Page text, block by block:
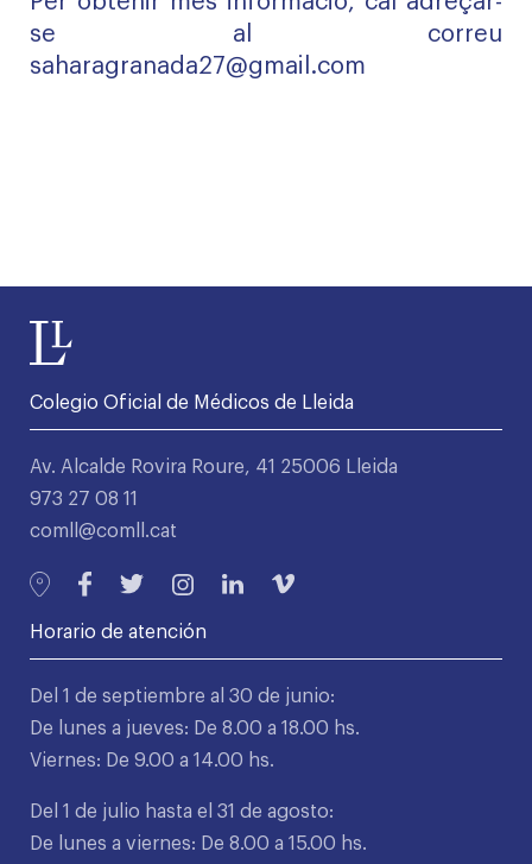
se al correu
saharagranada27@gmail.com
Colegio Oficial de Médicos de Lleida
Av. Alcalde Rovira Roure, 41 25006 Lleida
973 27 08 11
comll@comll.cat
Horario de atención
Del 1 de septiembre al 30 de junio:
De lunes a jueves: De 8.00 a 18.00 hs.
Viernes: De 9.00 a 14.00 hs.
Del 1 de julio hasta el 31 de agosto:
De lunes a viernes: De 8.00 a 15.00 hs.